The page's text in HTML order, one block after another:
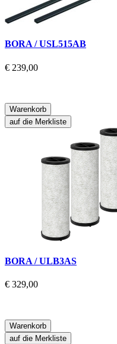
BORA / USL515AB
€ 239,00
Warenkorb
auf die Merkliste
BORA / ULB3AS
€ 329,00
Warenkorb
auf die Merkliste